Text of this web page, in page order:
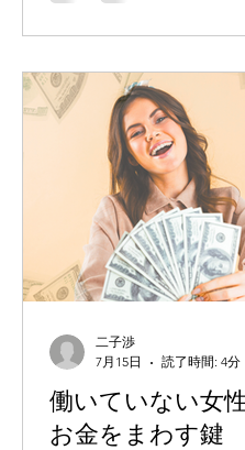
て、大好き全開で語って
止めてもらう。 すごく
ついて、すごく嫌だった
って、受け止めてもらう
したことについて。 深
ことについて。 そうい
て、それを受け止めて
のように共有できたな
覚ってけっこう得られ
れはなんというか、レベ
レベル２は、 相手との
ことを、共有すること。
ィブな気持ちを語り、受
うこと。これがレベル２
伝わっているだろうな
も、実際に言葉に出して
働いていない女
お金をまわす鍵
二子渉
7月15日
読了時間: 4分